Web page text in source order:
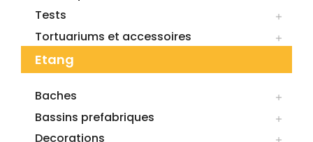
Tests 
Tortuariums et accessoires 
Etang
Baches 
Bassins prefabriques 
Decorations 